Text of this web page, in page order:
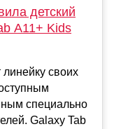
детский
A11+ Kids
своих
специально
Galaxy Tab